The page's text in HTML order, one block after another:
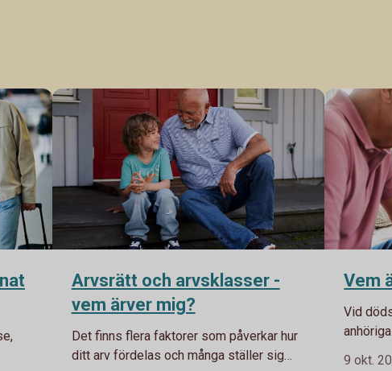
Arvsrätt och arvsklasser -
vem ärver mig?
Det finns flera faktorer som påverkar hur
ditt arv fördelas och många ställer sig
Vem
Vid
9 okt.